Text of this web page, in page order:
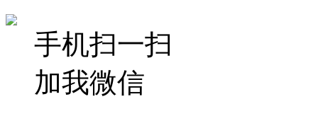
手机扫一扫
加我微信